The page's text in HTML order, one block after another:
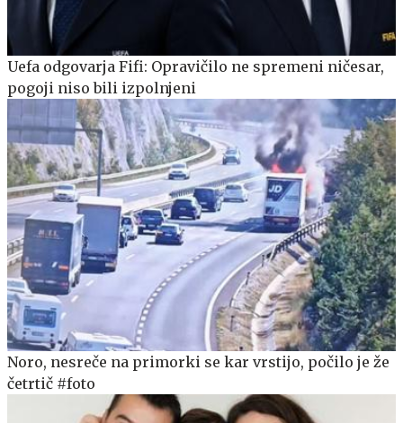
Uefa odgovarja Fifi: Opravičilo ne spremeni ničesar,
pogoji niso bili izpolnjeni
Noro, nesreče na primorki se kar vrstijo, počilo je že
četrtič #foto